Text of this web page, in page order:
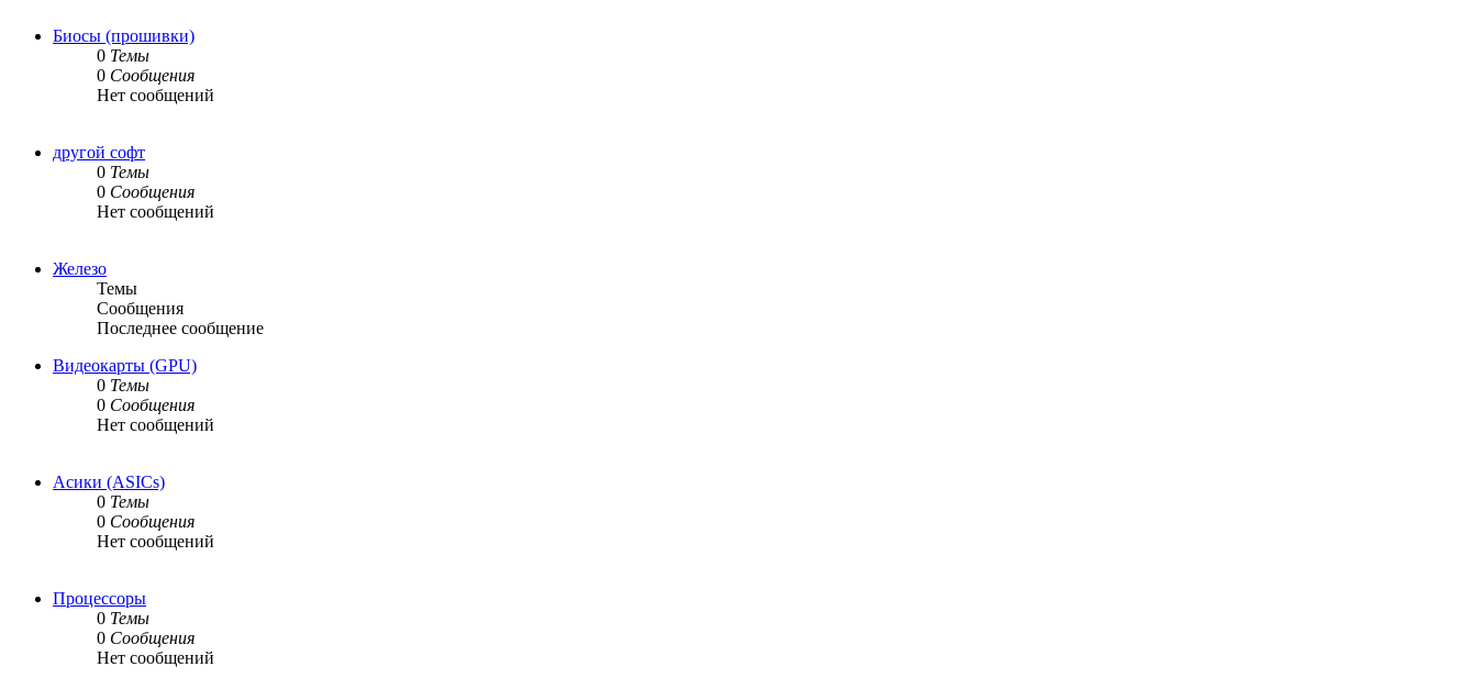
Биосы (прошивки)
0 Темы
0 Сообщения
Нет сообщений
другой софт
0 Темы
0 Сообщения
Нет сообщений
Железо
Темы
Сообщения
Последнее сообщение
Видеокарты (GPU)
0 Темы
0 Сообщения
Нет сообщений
Асики (ASICs)
0 Темы
0 Сообщения
Нет сообщений
Процессоры
0 Темы
0 Сообщения
Нет сообщений